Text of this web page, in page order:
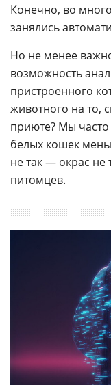
Конечно, во
занялись
Но не менее
возможность
пристроенного
животного на то,
приюте? Мы
белых кошек
не так — окрас
питомцев.